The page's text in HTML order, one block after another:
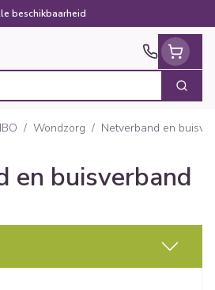
beschikbaarheid
Zoek
/ Wondzorg / Netverband en
en buisverband